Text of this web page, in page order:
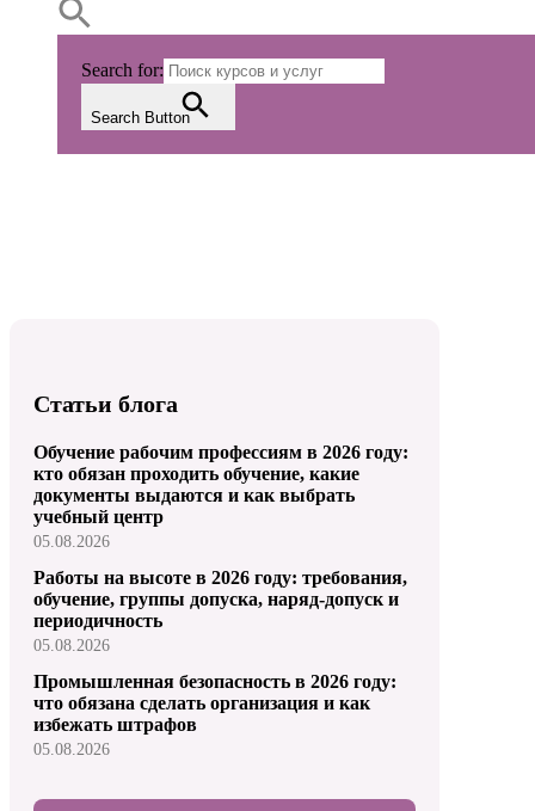
Search for:
Search Button
Статьи блога
Обучение рабочим профессиям в 2026 году:
кто обязан проходить обучение, какие
документы выдаются и как выбрать
учебный центр
05.08.2026
Работы на высоте в 2026 году: требования,
обучение, группы допуска, наряд-допуск и
периодичность
05.08.2026
Промышленная безопасность в 2026 году:
что обязана сделать организация и как
избежать штрафов
05.08.2026